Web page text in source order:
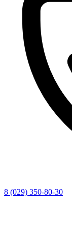
8 (029) 350-80-30